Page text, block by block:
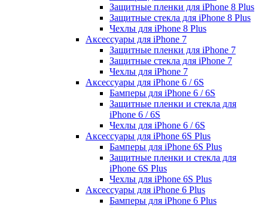
Защитные пленки для iPhone 8 Plus
Защитные стекла для iPhone 8 Plus
Чехлы для iPhone 8 Plus
Аксессуары для iPhone 7
Защитные пленки для iPhone 7
Защитные стекла для iPhone 7
Чехлы для iPhone 7
Аксессуары для iPhone 6 / 6S
Бамперы для iPhone 6 / 6S
Защитные пленки и стекла для
iPhone 6 / 6S
Чехлы для iPhone 6 / 6S
Аксессуары для iPhone 6S Plus
Бамперы для iPhone 6S Plus
Защитные пленки и стекла для
iPhone 6S Plus
Чехлы для iPhone 6S Plus
Аксессуары для iPhone 6 Plus
Бамперы для iPhone 6 Plus